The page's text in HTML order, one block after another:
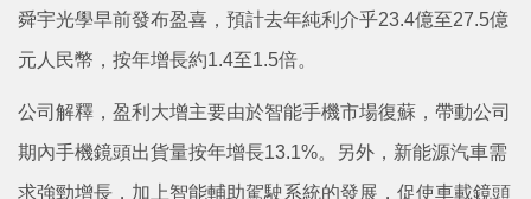
舜宇光學早前發布盈喜，預計去年純利介乎23.4億至27.5億
元人民幣，按年增長約1.4至1.5倍。
公司解釋，盈利大增主要由於智能手機市場復蘇，帶動公司
期內手機鏡頭出貨量按年增長13.1%。另外，新能源汽車需
求強勁增長，加上智能輔助駕駛系統的發展，促使車載鏡頭